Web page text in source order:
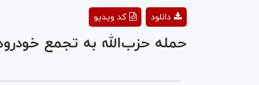
کد ویدیو دانلود
حمله حزب‌الله به تجمع